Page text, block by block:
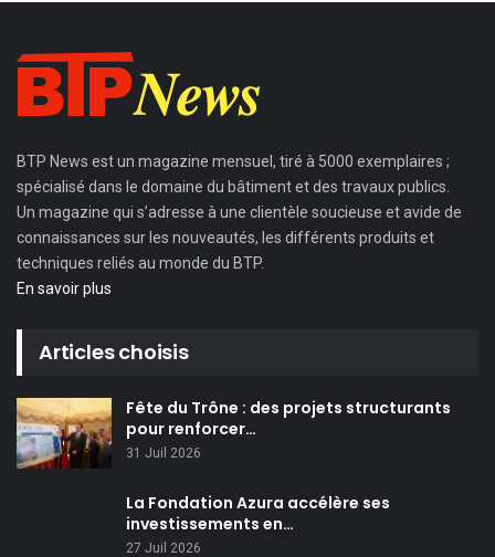
BTP News est un magazine mensuel, tiré à 5000 exemplaires ;
spécialisé dans le domaine du bâtiment et des travaux publics.
Un magazine qui s’adresse à une clientèle soucieuse et avide de
connaissances sur les nouveautés, les différents produits et
techniques reliés au monde du BTP.
En savoir plus
Articles choisis
Fête du Trône : des projets structurants
pour renforcer…
31 Juil 2026
La Fondation Azura accélère ses
investissements en…
27 Juil 2026